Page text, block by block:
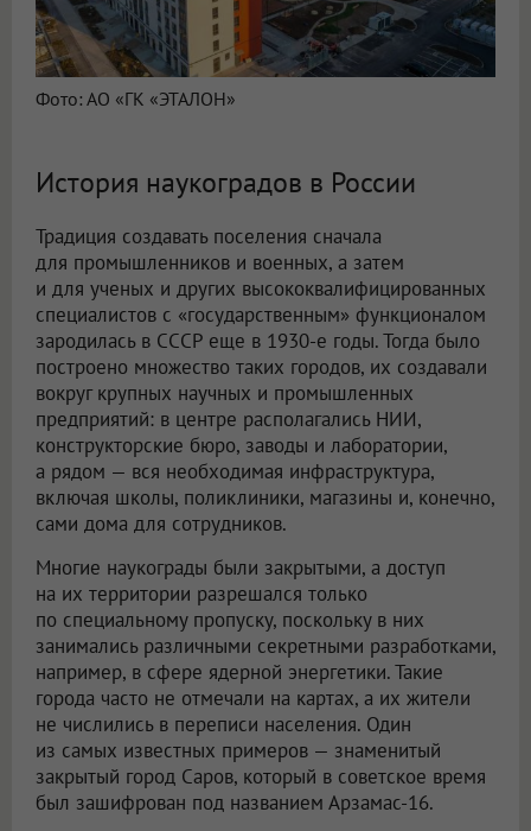
Фото: АО «ГК «ЭТАЛОН»
История наукоградов в России
Традиция создавать поселения сначала
для промышленников и военных, а затем
и для ученых и других высококвалифицированных
специалистов с «государственным» функционалом
зародилась в СССР еще в 1930-е годы. Тогда было
построено множество таких городов, их создавали
вокруг крупных научных и промышленных
предприятий: в центре располагались НИИ,
конструкторские бюро, заводы и лаборатории,
а рядом — вся необходимая инфраструктура,
включая школы, поликлиники, магазины и, конечно,
сами дома для сотрудников.
Многие наукограды были закрытыми, а доступ
на их территории разрешался только
по специальному пропуску, поскольку в них
занимались различными секретными разработками,
например, в сфере ядерной энергетики. Такие
города часто не отмечали на картах, а их жители
не числились в переписи населения. Один
из самых известных примеров — знаменитый
закрытый город Саров, который в советское время
был зашифрован под названием Арзамас-16.